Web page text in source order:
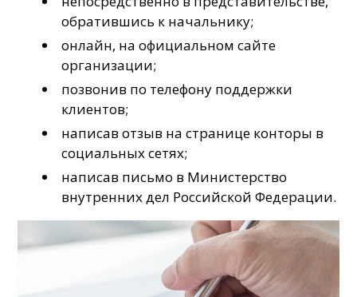
обратившись к начальнику;
онлайн, на официальном сайте
организации;
позвонив по телефону поддержки
клиентов;
написав отзыв на странице конторы в
социальных сетях;
написав письмо в Министерство
внутренних дел Российской Федерации.